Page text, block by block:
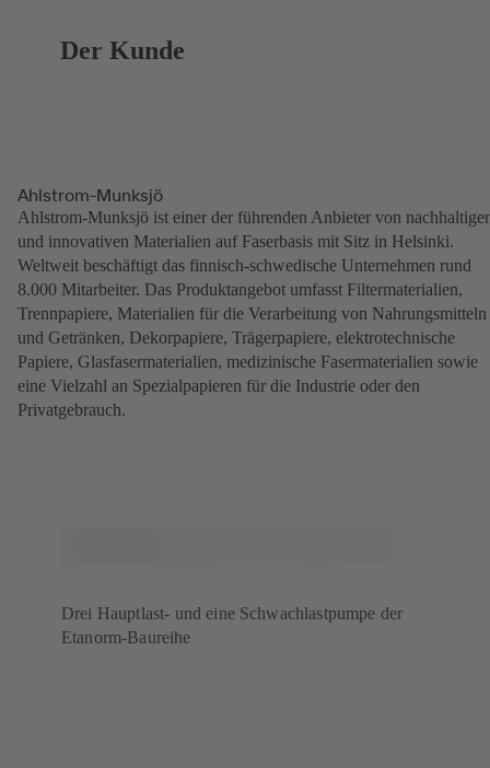
Der Kunde
Ahlstrom-Munksjö
Ahlstrom-Munksjö ist einer der führenden Anbieter von
und innovativen Materialien auf Faserbasis mit Sitz in Helsinki.
Weltweit beschäftigt das finnisch-schwedische Unternehmen rund
8.000 Mitarbeiter. Das Produktangebot umfasst Filtermaterialien,
Trennpapiere, Materialien für die Verarbeitung von Nahrungsmitteln
und Getränken, Dekorpapiere, Trägerpapiere, elektrotechnische
Papiere, Glasfasermaterialien, medizinische Fasermaterialien sowie
eine Vielzahl an Spezialpapieren für die Industrie oder den
Privatgebrauch.
Drei Hauptlast- und eine Schwachlastpumpe der
Etanorm-Baureihe